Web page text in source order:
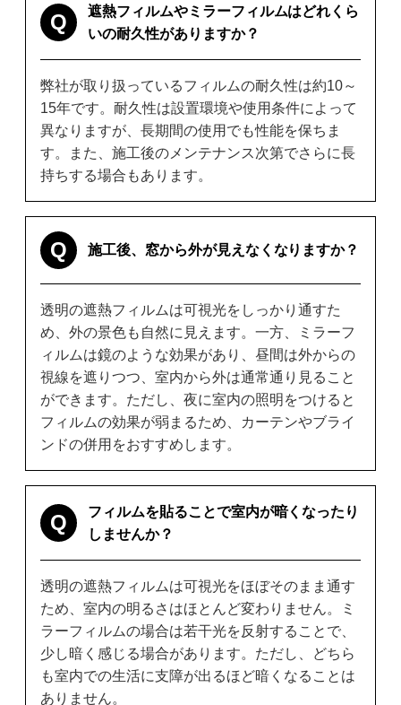
Q
遮熱フィルムやミラーフィルムはどれくら
いの耐久性がありますか？
弊社が取り扱っているフィルムの耐久性は約10～
15年です。耐久性は設置環境や使用条件によって
異なりますが、長期間の使用でも性能を保ちま
す。また、施工後のメンテナンス次第でさらに長
持ちする場合もあります。
Q 施工後、窓から外が見えなくなりますか？
透明の遮熱フィルムは可視光をしっかり通すた
め、外の景色も自然に見えます。一方、ミラーフ
ィルムは鏡のような効果があり、昼間は外からの
視線を遮りつつ、室内から外は通常通り見ること
ができます。ただし、夜に室内の照明をつけると
フィルムの効果が弱まるため、カーテンやブライ
ンドの併用をおすすめします。
Q
フィルムを貼ることで室内が暗くなったり
しませんか？
透明の遮熱フィルムは可視光をほぼそのまま通す
ため、室内の明るさはほとんど変わりません。ミ
ラーフィルムの場合は若干光を反射することで、
少し暗く感じる場合があります。ただし、どちら
も室内での生活に支障が出るほど暗くなることは
ありません。